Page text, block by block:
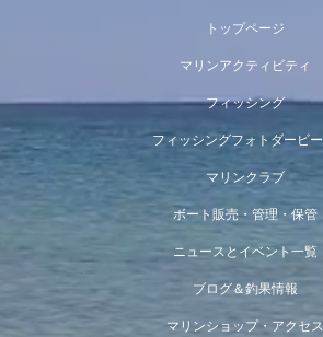
トップページ
マリンアクティビティ
フィッシング
フィッシングフォトダービー
マリンクラブ
ボート販売・管理・保管
ニュースとイベント一覧
ブログ＆釣果情報
マリンショップ・アクセス